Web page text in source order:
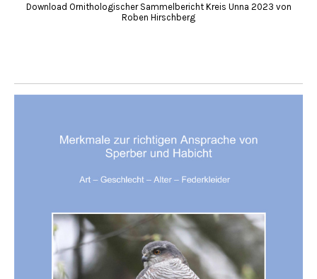
Download Ornithologischer Sammelbericht Kreis Unna 2023 von
Roben Hirschberg